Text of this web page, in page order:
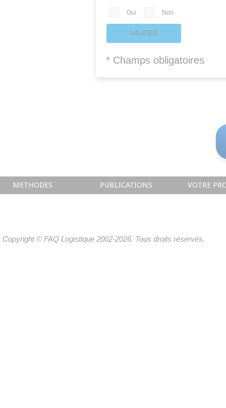
Oui Non
VALIDER
* Champs obligatoires
METHODES PUBLICATIONS VOTRE
Copyright © FAQ Logistique 2002-2026. Tous droits réservés.